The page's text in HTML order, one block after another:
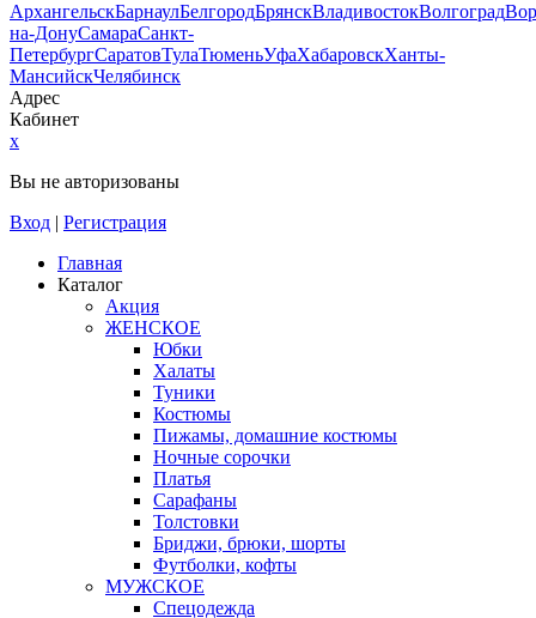
АрхангельскБарнаулБелгородБрянскВладивостокВолгоград
на-ДонуСамараСанкт-
ПетербургСаратовТулаТюменьУфаХабаровскХанты-
МансийскЧелябинск
Адрес
Кабинет
x
Вы не авторизованы
Вход | Регистрация
Главная
Каталог
Акция
ЖЕНСКОЕ
Юбки
Халаты
Туники
Костюмы
Пижамы, домашние костюмы
Ночные сорочки
Платья
Сарафаны
Толстовки
Бриджи, брюки, шорты
Футболки, кофты
МУЖСКОЕ
Спецодежда